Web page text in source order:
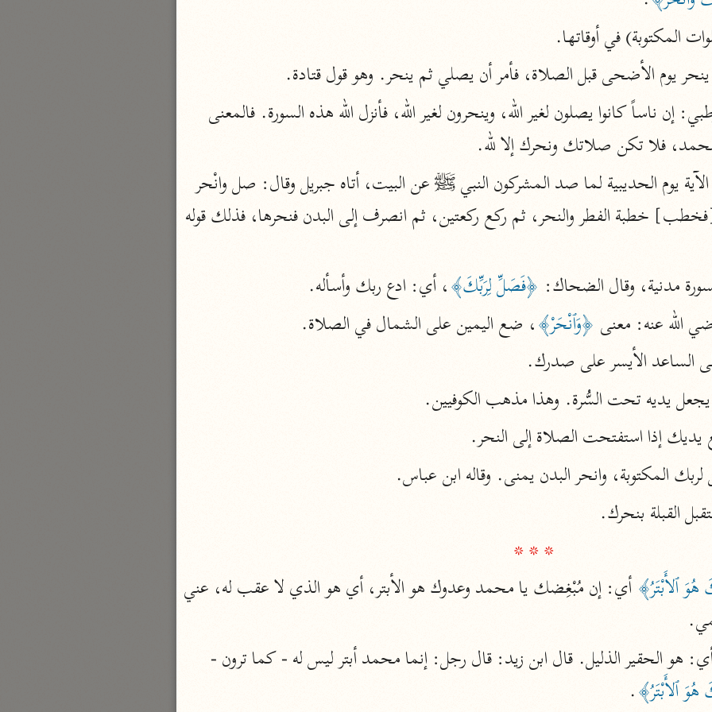
أخرى
أضواء البيان
محمد الأمين الشنقيطي (١٣٩٤ هـ)
نحو ١١ مجلدًا
نظم الدرر
البقاعي (٨٨٥ هـ)
لغة وبلاغة
التحرير والتنوير
ابن عاشور (١٣٩٣ هـ)
المحرر الوجيز
ابن عطية (٥٤٦ هـ)
نحو ٨ مجلدات
البحر المحيط
أبو حيان (٧٤٥ هـ)
التفسير البسيط
نحو ٢٢ مجلدًا
أبو السعود (٩٨٢ هـ)
نحو ٩ مجلدات
تفسير الجلالين
المحلّي والسيوطي (٨٦٤، ٩١١ هـ)
الإيجي (٩٠٥ هـ)
نحو ٣ مجلدات
البيضاوي (٦٨٥ هـ)
نحو ٣ مجلدات
مدارك التنزيل
موسوعة التفسير المأثور
معهد الشاطبي
في أوقاتها.
يوم الأضحى قبل الصلاة، فأمر أن يصلي ثم ينحر. وهو قول قتادة.
محمد، فلا تكن صلاتك ونحرك إلا لله.
وقال ابن جبير: نزلت هذه الآية يوم الحديبية لما صد المشركون النبي ﷺ عن البيت، أتاه جبريل وقال: صل وانْحر
خطبة الفطر والنحر، ثم ركع ركعتين، ثم انصرف إلى البدن فنحرها، فذلك قوله
مدنية، وقال الضحاك: ﴿فَصَلِّ لِرَبِّكَ﴾، أي: ادع ربك وأسأله.
الله عنه: معنى ﴿وَٱنْحَرْ﴾، ضع اليمين على الشمال في الصلاة.
الساعد الأيسر على صدرك.
يجعل يديه تحت السُّرة. وهذا مذهب الكوفيين.
يديك إذا استفتحت الصلاة إلى النحر.
المكتوبة، وانحر البدن يمنى. وقاله ابن عباس.
القبلة بنحرك.
* * *
ٱلأَبْتَرُ﴾
ٱلأَبْتَرُ﴾.